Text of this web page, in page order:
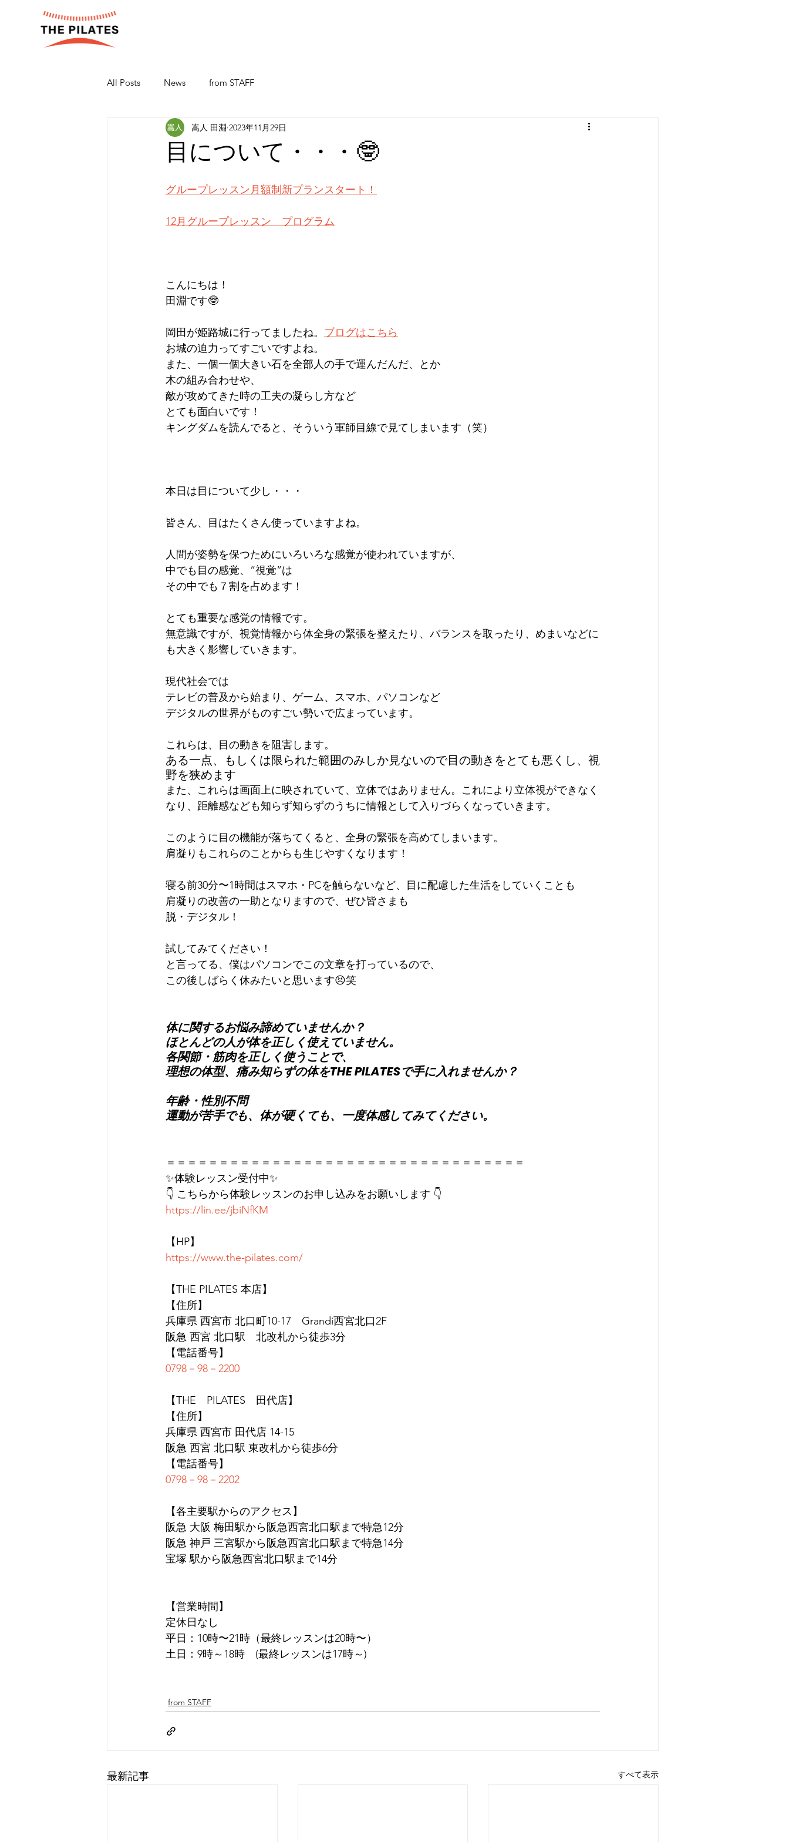
All Posts News from STAFF
目について・・・🤓
嵩人 田淵 2023年11月29日
グループレッスン月額制新プランスタート！
12月グループレッスン　プログラム
こんにちは！
田淵です🤓
岡田が姫路城に行ってましたね。 ブログはこちら
お城の迫力ってすごいですよね。
また、一個一個大きい石を全部人の手で運んだんだ、とか
木の組み合わせや、
敵が攻めてきた時の工夫の凝らし方など
とても面白いです！
キングダムを読んでると、そういう軍師目線で見てしまいます（笑）
本日は目について少し・・・
皆さん、目はたくさん使っていますよね。
人間が姿勢を保つためにいろいろな感覚が使われていますが、
中でも目の感覚、”視覚”は
その中でも７割を占めます！
とても重要な感覚の情報です。
無意識ですが、視覚情報から体全身の緊張を整えたり、バランスを取ったり、めまいなどに
も大きく影響していきます。
現代社会では
テレビの普及から始まり、ゲーム、スマホ、パソコンなど
デジタルの世界がものすごい勢いで広まっています。
これらは、目の動きを阻害します。
ある一点、もしくは限られた範囲のみしか見ないので目の動きをとても悪くし、視
野を狭めます
また、これらは画面上に映されていて、立体ではありません。これにより立体視ができなく
なり、距離感なども知らず知らずのうちに情報として入りづらくなっていきます。
このように目の機能が落ちてくると、全身の緊張を高めてしまいます。
肩凝りもこれらのことからも生じやすくなります！
寝る前30分〜1時間はスマホ・PCを触らないなど、目に配慮した生活をしていくことも
肩凝りの改善の一助となりますので、ぜひ皆さまも
脱・デジタル！
試してみてください！
と言ってる、僕はパソコンでこの文章を打っているので、
この後しばらく休みたいと思います😣笑
体に関するお悩み諦めていませんか？
ほとんどの人が体を正しく使えていません。
各関節・筋肉を正しく使うことで、
理想の体型、痛み知らずの体をTHE PILATESで手に入れませんか？
年齢・性別不問
運動が苦手でも、体が硬くても、一度体感してみてください。
＝＝＝＝＝＝＝＝＝＝＝＝＝＝＝＝＝＝＝＝＝＝＝＝＝＝＝＝＝＝＝＝＝＝
✨体験レッスン受付中✨
👇 こちらから体験レッスンのお申し込みをお願いします 👇
https://lin.ee/jbiNfKM
【HP】
https://www.the-pilates.com/
【THE PILATES 本店】
【住所】
兵庫県 西宮市 北口町10-17　Grandi西宮北口2F
阪急 西宮 北口駅　北改札から徒歩3分
【電話番号】
0798－98－2200
【THE　PILATES　田代店】
【住所】
兵庫県 西宮市 田代店 14-15
阪急 西宮 北口駅 東改札から徒歩6分
【電話番号】
0798－98－2202
【各主要駅からのアクセス】
阪急 大阪 梅田駅から阪急西宮北口駅まで特急12分
阪急 神戸 三宮駅から阪急西宮北口駅まで特急14分
宝塚 駅から阪急西宮北口駅まで14分
【営業時間】
定休日なし
平日：10時〜21時（最終レッスンは20時〜）
土日：9時～18時　(最終レッスンは17時～)
from STAFF
最新記事 すべて表示